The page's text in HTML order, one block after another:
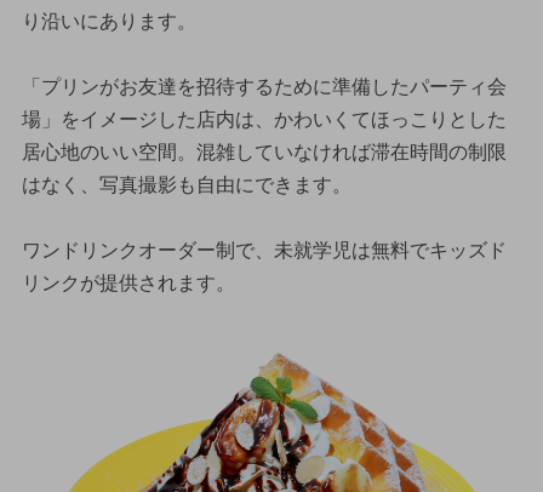
り沿いにあります。
「プリンがお友達を招待するために準備したパーティ会
場」をイメージした店内は、かわいくてほっこりとした
居心地のいい空間。混雑していなければ滞在時間の制限
はなく、写真撮影も自由にできます。
ワンドリンクオーダー制で、未就学児は無料でキッズド
リンクが提供されます。